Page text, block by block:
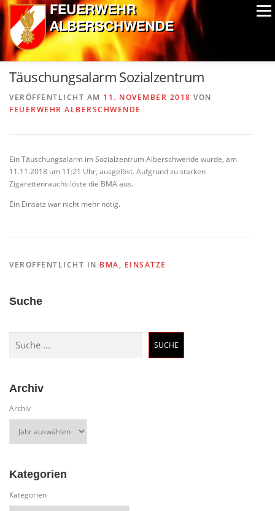
Zum
Inhalt
springen
Menü
ALPIN-NASSWETTBEWERB MITGLIEDER
AUSRÜSTUNG CHRONIK EXTRAS
Täuschungsalarm Sozialzentrum
VERÖFFENTLICHT AM 11. NOVEMBER 2018 VON
FEUERWEHR ALBERSCHWENDE
Ein Täuschungsalarm im Sozialzentrum Alberschwende wurde, am
11.11.2018 um 11:21 Uhr, ausgelöst. Aufgrund zu starken
Zigarettenrauchs löste die BMA aus.
Ein Einsatz war nicht mehr nötig.
VERÖFFENTLICHT IN BMA, EINSÄTZE
Suche
SUCHE
Archiv
Archiv
Kategorien
Kategorien